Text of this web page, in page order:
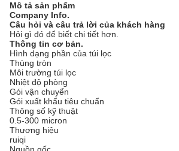
Mô tả sản phẩm
Company Info.
Câu hỏi và câu trả lời của khách hàng
Hỏi gì đó để biết chi tiết hơn.
Thông tin cơ bản.
Hình dạng phần của túi lọc
Thùng tròn
Môi trường túi lọc
Nhiệt độ phòng
Gói vận chuyển
Gói xuất khẩu tiêu chuẩn
Thông số kỹ thuật
0.5-300 micron
Thương hiệu
ruiqi